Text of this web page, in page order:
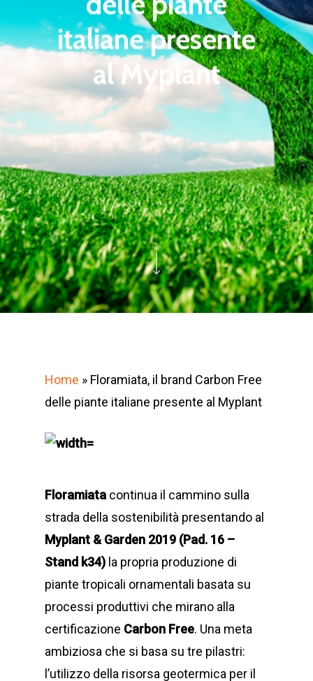
italiane presente
al Myplant
Home » Floramiata, il brand Carbon Free
delle piante italiane presente al Myplant
Floramiata continua il cammino sulla
strada della sostenibilità presentando al
Myplant & Garden 2019 (Pad. 16 –
Stand k34) la propria produzione di
piante tropicali ornamentali basata su
processi produttivi che mirano alla
certificazione Carbon Free. Una meta
ambiziosa che si basa su tre pilastri:
l’utilizzo della risorsa geotermica per il